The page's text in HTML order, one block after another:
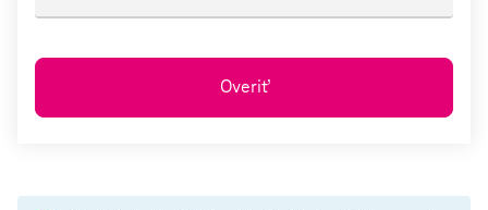
Overiť